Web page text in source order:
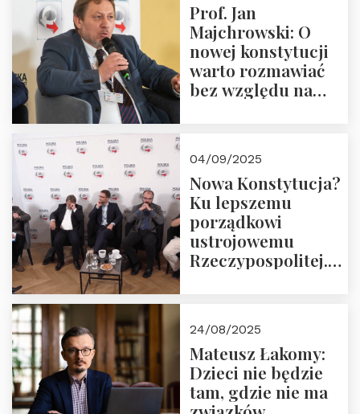
Prof. Jan
Majchrowski: O
nowej konstytucji
warto rozmawiać
bez względu na
04/09/2025
Nowa Konstytucja?
Ku lepszemu
porządkowi
ustrojowemu
Rzeczypospolitej.
24/08/2025
Mateusz Łakomy:
Dzieci nie będzie
tam, gdzie nie ma